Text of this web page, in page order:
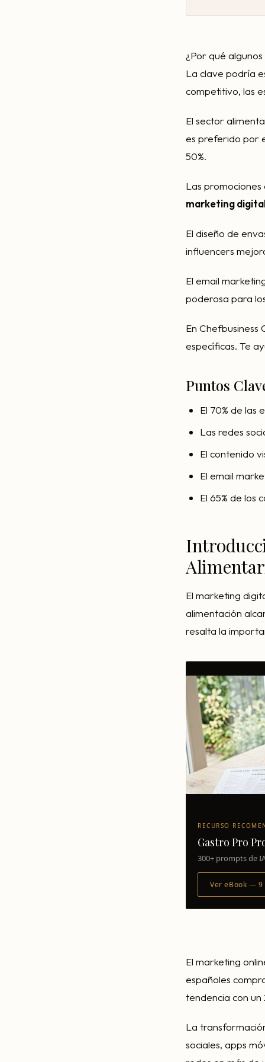
¿Por qué
La clave podría
competitivo, las
El sector
es preferido por
50%.
Las
marketing
El diseño de
influencers
El email
poderosa para
En Chefbusiness
específicas. Te
Puntos
El 70% de las
Las redes
El contenido
El email
El 65% de los
El marketing
alimentación
resalta la
RECURSO
Gastro Pro
300+ prompts de
Ver eBook — 9
El marketing
españoles
tendencia con un
La
sociales, apps